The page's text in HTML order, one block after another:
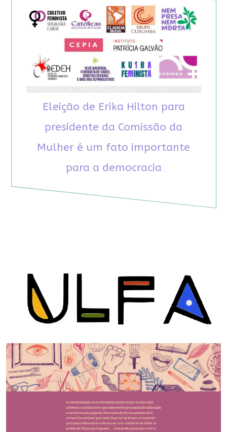
Eleição de Erika Hilton para
presidente da Comissão da
Mulher é um fato importante
para a democracia